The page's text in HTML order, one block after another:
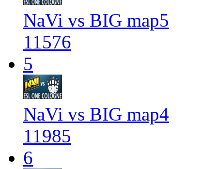
NaVi vs BIG map5
11576
5
NaVi vs BIG map4
11985
6